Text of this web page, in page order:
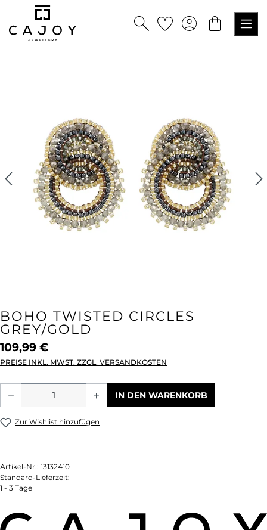
springen
BOHO TWISTED CIRCLES
GREY/GOLD
109,99 €
PREISE INKL. MWST. ZZGL. VERSANDKOSTEN
Produkt Anzahl: Gib den gewünschten
IN DEN WARENKORB
Zur Wishlist hinzufügen
Artikel-Nr.: 13132410
Standard-Lieferzeit:
1 - 3 Tage